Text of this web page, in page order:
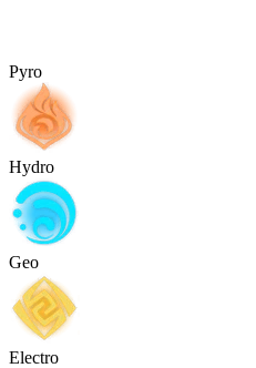
Pyro
Hydro
Geo
Electro